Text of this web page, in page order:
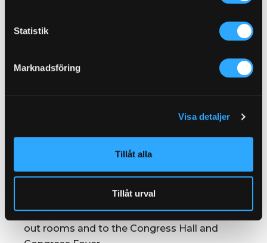
få mer information och för att administrera dina alternativ.
Du kan när som helst ändra dina önskemål. Se mer
information i vår
Statistik
Marknadsföring
Visa detaljer
Tillåt alla
Tillåt urval
The spacious H Hall can be used for catering,
poster presentations or exhibition. The space
is directly connected to the H1 and H2 break
out rooms and to the Congress Hall and